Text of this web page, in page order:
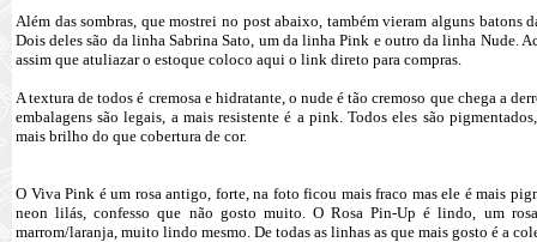
Além das sombras, que mostrei no post abaixo, também vieram alguns batons
Dois deles são da linha Sabrina Sato, um da linha Pink e outro da linha Nude.
assim que atuliazar o estoque coloco aqui o link direto para compras.
A textura de todos é cremosa e hidratante, o nude é tão cremoso que chega a
embalagens são legais, a mais resistente é a pink. Todos eles são
mais brilho do que cobertura de cor.
O Viva Pink é um rosa antigo, forte, na foto ficou mais fraco mas ele é mais
neon lilás, confesso que não gosto muito. O Rosa Pin-Up é lindo, um
marrom/laranja, muito lindo mesmo. De todas as linhas as que mais gosto é a